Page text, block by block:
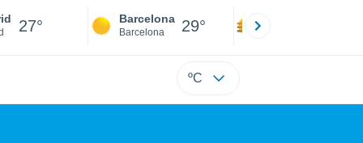
27° Barcelona
Barcelona 29°
ºC